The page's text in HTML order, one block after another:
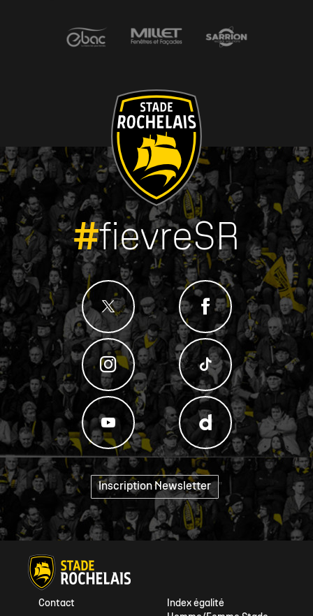
#fievreSR
Inscription Newsletter "
Index égalité
Contact